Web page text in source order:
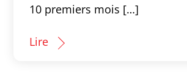
10 premiers mois […]
Lire